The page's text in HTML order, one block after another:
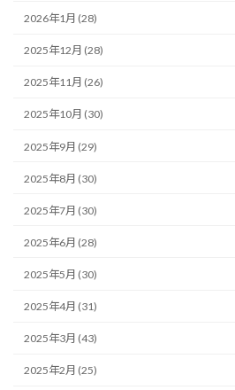
2026年1月 (28)
2025年12月 (28)
2025年11月 (26)
2025年10月 (30)
2025年9月 (29)
2025年8月 (30)
2025年7月 (30)
2025年6月 (28)
2025年5月 (30)
2025年4月 (31)
2025年3月 (43)
2025年2月 (25)